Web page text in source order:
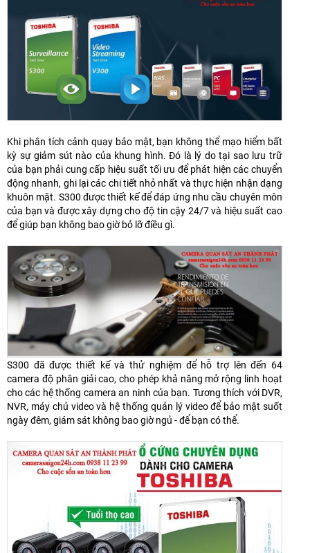
Khi phân tích cảnh quay bảo mật, bạn không thể mạo hiểm bất
kỳ sự giảm sút nào của khung hình. Đó là lý do tại sao lưu trữ
của bạn phải cung cấp hiệu suất tối ưu để phát hiện các chuyển
động nhanh, ghi lại các chi tiết nhỏ nhất và thực hiện nhận dạng
khuôn mặt. S300 được thiết kế để đáp ứng nhu cầu chuyên môn
của bạn và được xây dựng cho độ tin cậy 24/7 và hiệu suất cao
để giúp bạn không bao giờ bỏ lỡ điều gì.
S300 đã được thiết kế và thử nghiệm để hỗ trợ lên đến 64
camera độ phân giải cao, cho phép khả năng mở rộng linh hoạt
cho các hệ thống camera an ninh của bạn. Tương thích với DVR,
NVR, máy chủ video và hệ thống quản lý video để bảo mật suốt
ngày đêm, giám sát không bao giờ ngủ - để bạn có thể.